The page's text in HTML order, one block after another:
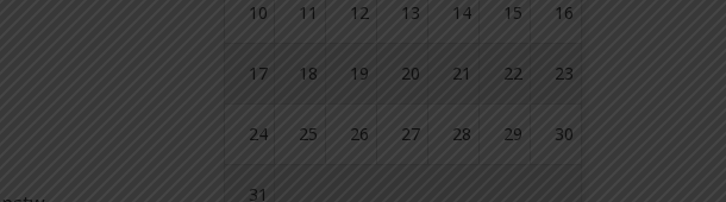
10 11 12 13 14 15 16
17 18 19 20 21 22 23
24 25 26 27 28 29 30
31